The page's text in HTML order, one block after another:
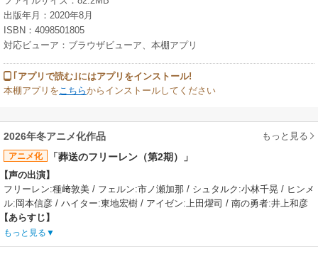
出版年月：2020年8月
ISBN：4098501805
対応ビューア：ブラウザビューア、本棚アプリ
｢アプリで読む｣にはアプリをインストール!
本棚アプリをこちらからインストールしてください
2026年冬アニメ化作品 もっと見る
アニメ化 「葬送のフリーレン（第2期）」
声の出演】
フリーレン:種﨑敦美 / フェルン:市ノ瀬加那 / シュタルク:小林千晃 / ヒンメ
ル:岡本信彦 / ハイター:東地宏樹 / アイゼン:上田燿司 / 南の勇者:井上和彦
あらすじ】
勇者ヒンメル一行によって魔王が倒された世界。ヒンメルらと共に平和を
もたらした千年以上生きるエルフの魔法使い・フリーレンは、寿命を迎え
もっと見る